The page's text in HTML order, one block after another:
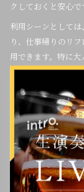
クしておくと安心で
利用シーンとして
り、仕事帰りのリ
用できます。特に
き同士の交流に最
ティー対応可能な
分けることができ
チャージ料金を払
演奏を堪能できる
ビス内容を比較し
を選ぶことが、満